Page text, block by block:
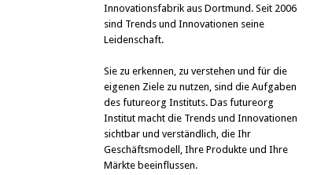
Innovationsfabrik aus Dortmund. Seit 2006
sind Trends und Innovationen seine
Leidenschaft.
Sie zu erkennen, zu verstehen und für die
eigenen Ziele zu nutzen, sind die Aufgaben
des futureorg Instituts. Das futureorg
Institut macht die Trends und Innovationen
sichtbar und verständlich, die Ihr
Geschäftsmodell, Ihre Produkte und Ihre
Märkte beeinflussen.